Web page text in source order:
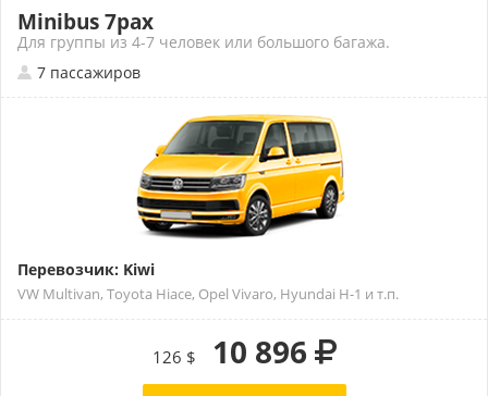
Minibus 7pax
Для группы из 4-7 человек или большого багажа.
7 пассажиров
Перевозчик: Kiwi
VW Multivan, Toyota Hiace, Opel Vivaro, Hyundai H-1 и т.п.
126 $ 10 896